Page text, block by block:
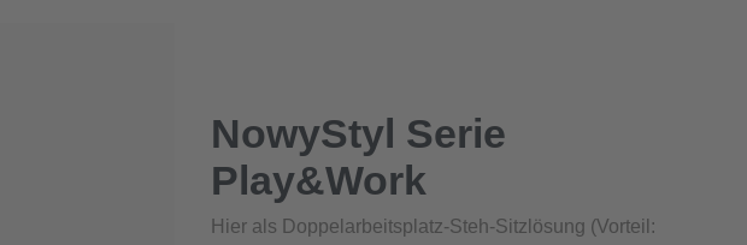
NowyStyl Serie
Play&Work
Hier als Doppelarbeitsplatz-Steh-Sitzlösung (Vorteil: